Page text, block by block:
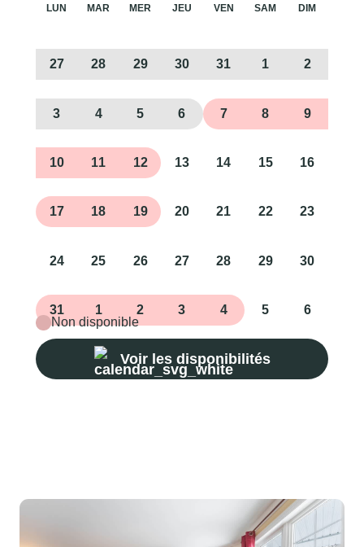
LUN MAR MER JEU VEN SAM DIM
27 28 29 30 31 1 2
3 4 5 6 7 8 9
10 11 12 13 14 15 16
17 18 19 20 21 22 23
24 25 26 27 28 29 30
31 1 2 3 4 5
6
Non disponible
Voir les disponibilités